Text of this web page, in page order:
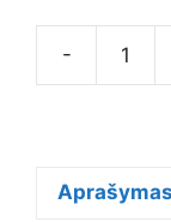
-
Aprašymas